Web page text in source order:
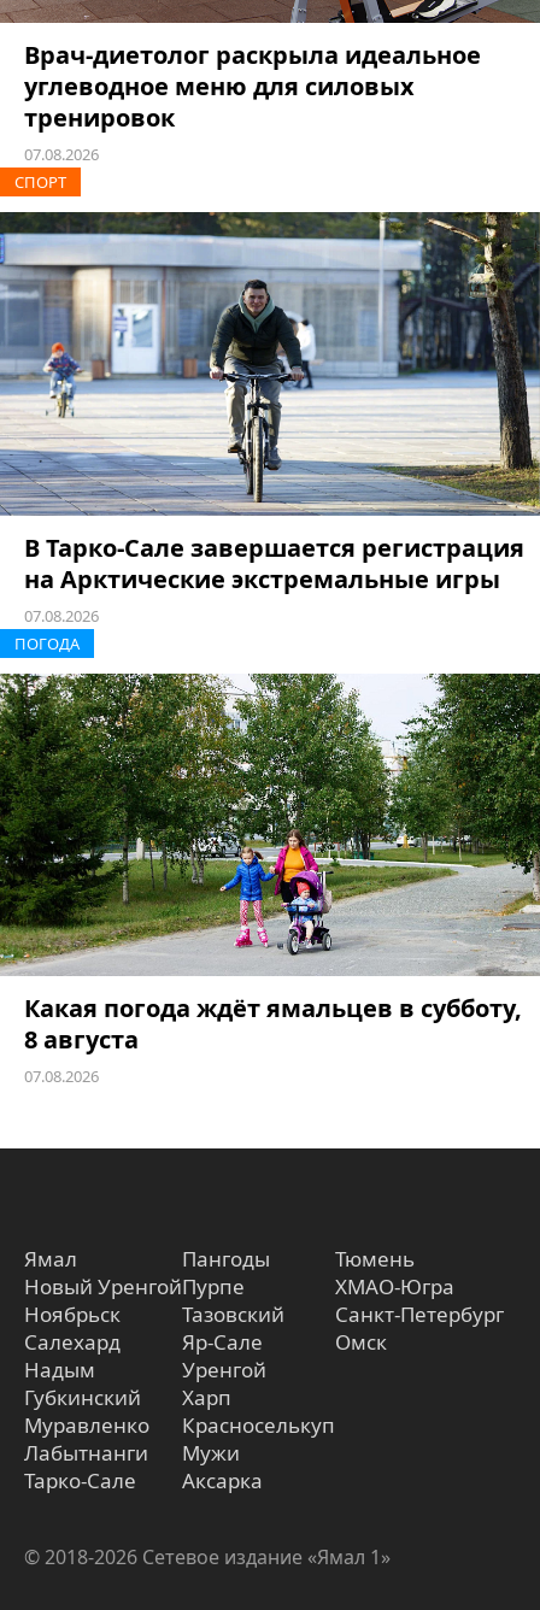
Врач-диетолог раскрыла идеальное
углеводное меню для силовых
тренировок
07.08.2026
СПОРТ
В Тарко-Сале завершается регистрация
на Арктические экстремальные игры
07.08.2026
ПОГОДА
Какая погода ждёт ямальцев в субботу,
8 августа
07.08.2026
Ямал
Новый Уренгой
Ноябрьск
Салехард
Надым
Губкинский
Муравленко
Лабытнанги
Тарко-Сале
Пангоды
Пурпе
Тазовский
Яр-Сале
Уренгой
Харп
Красноселькуп
Мужи
Аксарка
Тюмень
ХМАО-Югра
Санкт-Петербург
Омск
© 2018-2026 Сетевое издание «Ямал 1»